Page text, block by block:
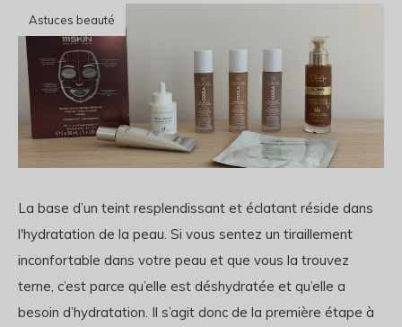
Astuces beauté
La base d’un teint resplendissant et éclatant réside dans
l'hydratation de la peau. Si vous sentez un tiraillement
inconfortable dans votre peau et que vous la trouvez
terne, c’est parce qu’elle est déshydratée et qu’elle a
besoin d’hydratation. Il s’agit donc de la première étape à